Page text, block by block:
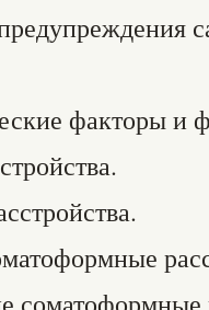
факторы и